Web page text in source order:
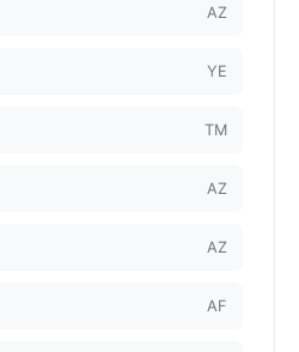
AZ
YE
TM
AZ
AZ
AF